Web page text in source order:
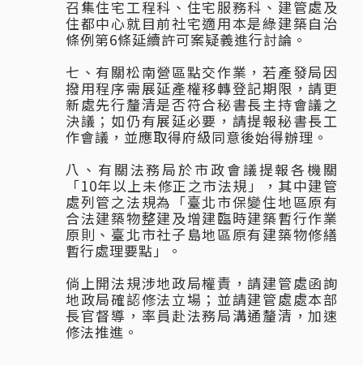
召集住宅工程科、住宅服務科、建管處及
住都中心就目前社宅適用本是綠建築自治
條例第6條延續許可案疑義進行討論。
七、有關松南營區點交作業，若產發局因
撥用程序需展延產權移轉登記期限，請更
新處先行釐清是否符合秘書長主持會議之
決議；如仍有展延必要，請提報秘書長工
作會議，並應取得府級同意後始得辦理。
八、有關法務局於市政會議提報各機關
「10年以上未修正之市法規」，其中建管
處列管之法規為「臺北市保變住地區原有
合法建築物整建及增建臨時建築暫行作業
原則、臺北市社子島地區原有建築物修繕
暫行處理要點」。
倘上開法規涉地政局權責，請建管處函詢
地政局確認修法立場；並請建管處處本部
長官督導，率員赴法務局溝通釐清，加速
修法推進。